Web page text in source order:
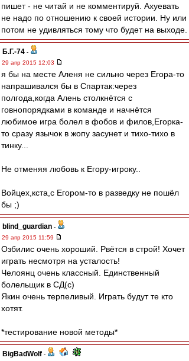
пишет - не читай и не комментируй. Ахуевать
не надо по отношению к своей истории. Ну или
потом не удивляться тому что будет на выходе.
Б.Г.-74 -
29 апр 2015 12:03
я бы на месте Аленя не сильно через Егора-то
напрашивался бы в Спартак:через
полгода,когда Алень столкнётся с
говнопорядками в команде и начнётся
любимое игра болел в фобов и филов,Егорка-
то сразу язычок в жопу засунет и тихо-тихо в
тинку...
Не отменяя любовь к Егору-игроку..
Войцех,кста,с Егором-то в разведку не пошёл
бы ;)
blind_guardian -
29 апр 2015 11:59
Озбилис очень хороший. Рвётся в строй! Хочет
играть несмотря на усталость!
Челоянц очень классный. Единственный
болельщик в СД(с)
Якин очень терпеливый. Играть будут те кто
хотят.
*тестирование новой методы*
BigBadWolf -